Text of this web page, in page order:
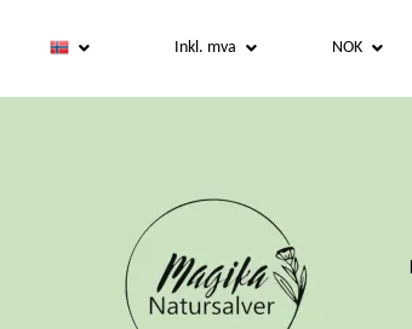
Inkl. mva NOK